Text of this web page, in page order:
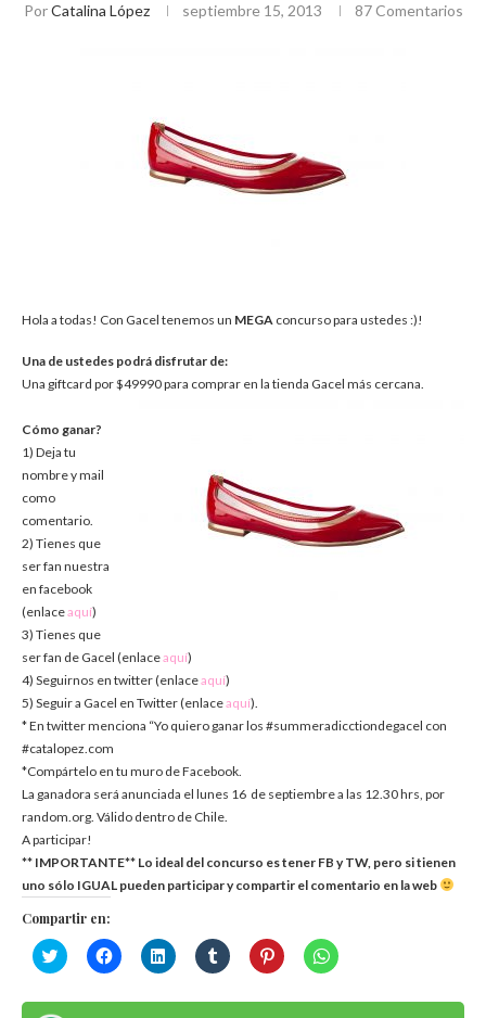
PorCatalina López septiembre 15, 2013 87 Comentarios
Hola a todas! Con Gacel tenemos un MEGA concurso para ustedes :)!
Una de ustedes podrá disfrutar de:
Una giftcard por $49990 para comprar en la tienda Gacel más cercana.
Cómo ganar?
1) Deja tu
nombre y mail
como
comentario.
2) Tienes que
ser fan nuestra
en facebook
(enlaceaquí)
3) Tienes que
ser fan de Gacel (enlaceaquí)
4) Seguirnos en twitter (enlaceaquí)
5) Seguir a Gacel en Twitter (enlaceaquí).
* En twitter menciona “Yo quiero ganar los #summeradicctiondegacel con
#catalopez.com
*Compártelo en tu muro de Facebook.
La ganadora será anunciada el lunes 16 de septiembre a las 12.30 hrs, por
random.org. Válido dentro de Chile.
A participar!
** IMPORTANTE** Lo ideal del concurso es tener FB y TW, pero si tienen
uno sólo IGUAL pueden participar y compartir el comentario en la web
Compartir en:
Haz
clic
Haz
clic
Haz
clic
Haz
clic
Haz
clic
Haz
clic